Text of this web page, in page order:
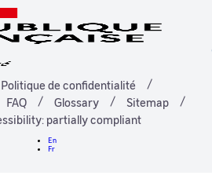
Politique de confidentialité
FAQ Glossary
Sitemap
partially compliant
En
Fr